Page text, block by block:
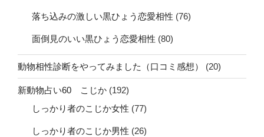
落ち込みの激しい黒ひょう恋愛相性 (76)
面倒見のいい黒ひょう恋愛相性 (80)
動物相性診断をやってみました（口コミ感想） (20)
新動物占い60 こじか (192)
しっかり者のこじか女性 (77)
しっかり者のこじか男性 (26)